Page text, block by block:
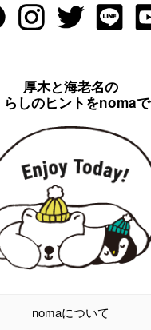
厚木と海老名の
らしのヒントをnomaで
nomaについて